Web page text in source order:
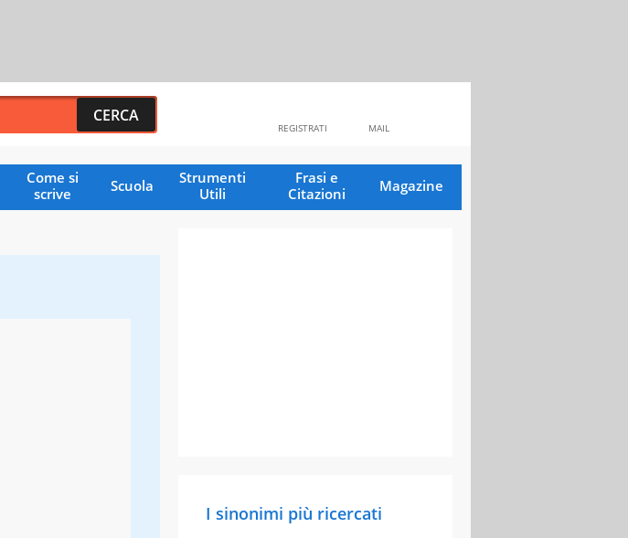
MAIL
REGISTRATI
Come si
scrive
Scuola
Strumenti
Utili
Frasi e
Citazioni
Magazine
I sinonimi più ricercati